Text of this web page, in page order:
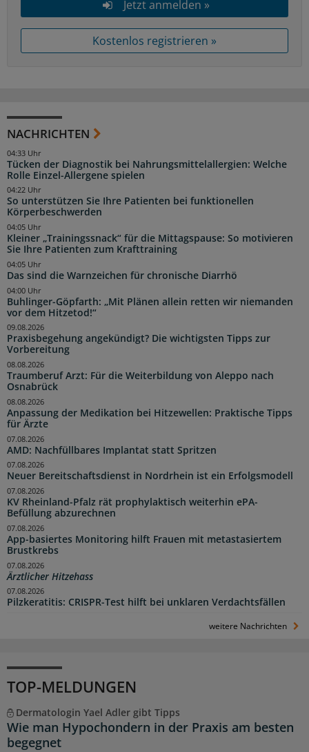
Jetzt anmelden »
Kostenlos registrieren »
NACHRICHTEN
Tücken der Diagnostik bei Nahrungsmittelallergien: Welche
Rolle Einzel-Allergene spielen
04:33 Uhr
So unterstützen Sie Ihre Patienten bei funktionellen
Körperbeschwerden
04:22 Uhr
Kleiner „Trainingssnack“ für die Mittagspause: So motivieren
Sie Ihre Patienten zum Krafttraining
04:05 Uhr
Das sind die Warnzeichen für chronische Diarrhö
04:05 Uhr
Buhlinger-Göpfarth: „Mit Plänen allein retten wir niemanden
vor dem Hitzetod!“
04:00 Uhr
Praxisbegehung angekündigt? Die wichtigsten Tipps zur
Vorbereitung
09.08.2026
Traumberuf Arzt: Für die Weiterbildung von Aleppo nach
Osnabrück
08.08.2026
Anpassung der Medikation bei Hitzewellen: Praktische Tipps
für Ärzte
08.08.2026
AMD: Nachfüllbares Implantat statt Spritzen
07.08.2026
Neuer Bereitschaftsdienst in Nordrhein ist ein Erfolgsmodell
07.08.2026
KV Rheinland-Pfalz rät prophylaktisch weiterhin ePA-
Befüllung abzurechnen
07.08.2026
App-basiertes Monitoring hilft Frauen mit metastasiertem
Brustkrebs
07.08.2026
Ärztlicher Hitzehass
07.08.2026
Pilzkeratitis: CRISPR-Test hilft bei unklaren Verdachtsfällen
07.08.2026
weitere Nachrichten
TOP-MELDUNGEN
Dermatologin Yael Adler gibt Tipps
Wie man Hypochondern in der Praxis am besten
begegnet